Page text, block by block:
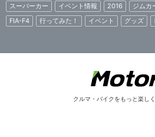
スーパーカー
イベント情報 2016 ジムカ
FIA-F4
行ってみた！ イベント グッズ
クルマ・バイクをもっと楽し